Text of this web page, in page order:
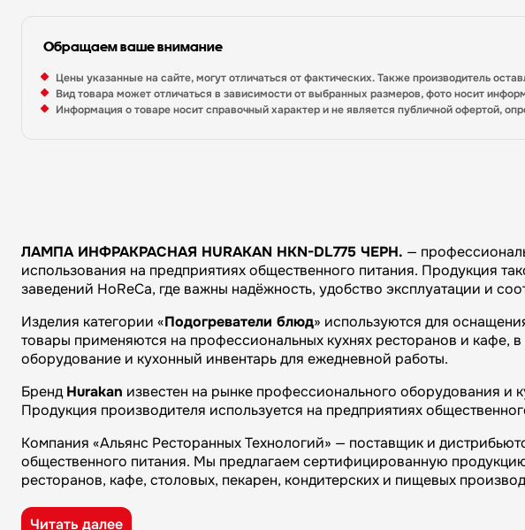
Обращаем ваше внимание
Цены указанные на сайте, могут отличаться от фактических. Также производитель
Вид товара может отличаться в зависимости от выбранных размеров, фото носит
Информация о товаре носит справочный характер и не является публичной офертой,
ЛАМПА ИНФРАКРАСНАЯ HURAKAN HKN-DL775 ЧЕРН. —
использования на предприятиях общественного питания. Продукция
заведений HoReCa, где важны надёжность, удобство эксплуатации и
Изделия категории «Подогреватели блюд» используются для
товары применяются на профессиональных кухнях ресторанов и кафе,
оборудование и кухонный инвентарь для ежедневной работы.
БрендHurakan известен на рынке профессионального оборудования и
Продукция производителя используется на предприятиях
Компания «Альянс Ресторанных Технологий» — поставщик и
общественного питания. Мы предлагаем сертифицированную
ресторанов, кафе, столовых, пекарен, кондитерских и пищевых
Преимущества компании «Альянс Ресторанных Технологий»:
Читать далее